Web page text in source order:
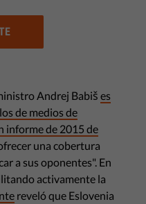
Andrej Babiš es
de medios de
informe de 2015 de
una cobertura
a sus oponentes". En
activamente la
reveló que Eslovenia